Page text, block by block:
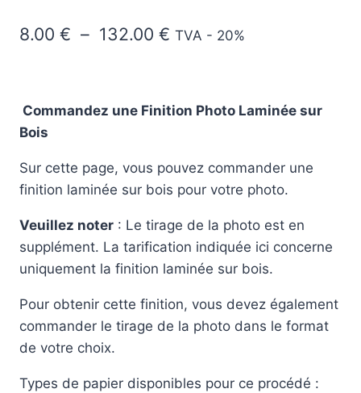
8.00 € – 132.00 € Plage
8.00 €
132.00 €
TVA - 20%
Commandez une Finition Photo Laminée sur
Bois
Sur cette page, vous pouvez commander une
finition laminée sur bois pour votre photo.
Veuillez noter : Le tirage de la photo est en
supplément. La tarification indiquée ici concerne
uniquement la finition laminée sur bois.
Pour obtenir cette finition, vous devez également
commander le tirage de la photo dans le format
de votre choix.
Types de papier disponibles pour ce procédé :